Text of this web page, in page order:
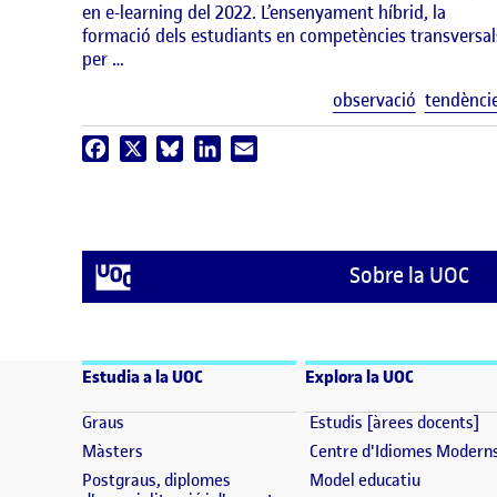
en e-learning del 2022. L’ensenyament híbrid, la
formació dels estudiants en competències
per …
observació
Facebook BlueskyLinkedIn
Sobre la UOC
Estudia a la UOC
Graus (s'obre en una finestra nova)
Màsters (s'obre en una finestra nova)
Postgraus, diplomes
Explora la UOC
Estudis [àrees docents]
Centre d'Idiomes
Model educatiu(s'obre en